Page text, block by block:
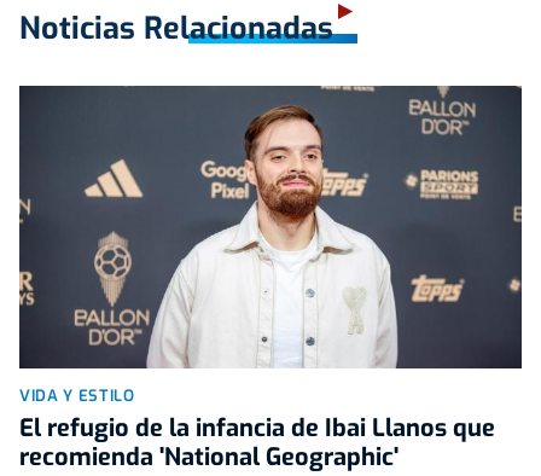
Noticias Relacionadas
VIDA Y ESTILO
El refugio de la infancia de Ibai Llanos que
recomienda 'National Geographic'